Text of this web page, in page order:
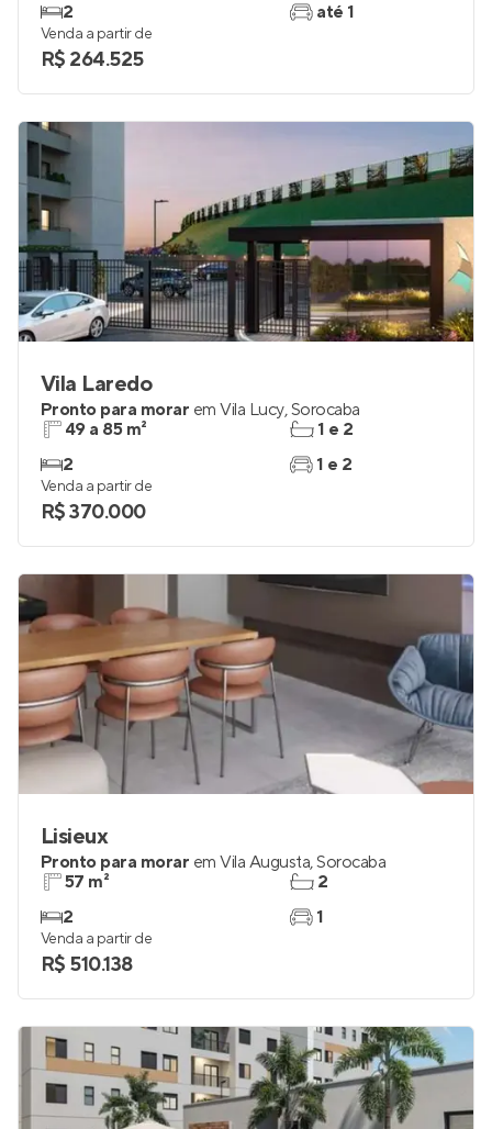
2
até 1
Venda a partir de
R$ 264.525
Vila Laredo
Pronto para morar em Vila Lucy,Sorocaba
49 a 85 m²
2
1 e 2
1 e 2
Venda a partir de
R$ 370.000
Lisieux
Pronto para morar em Vila Augusta,Sorocaba
57 m²
2
2
1
Venda a partir de
R$ 510.138